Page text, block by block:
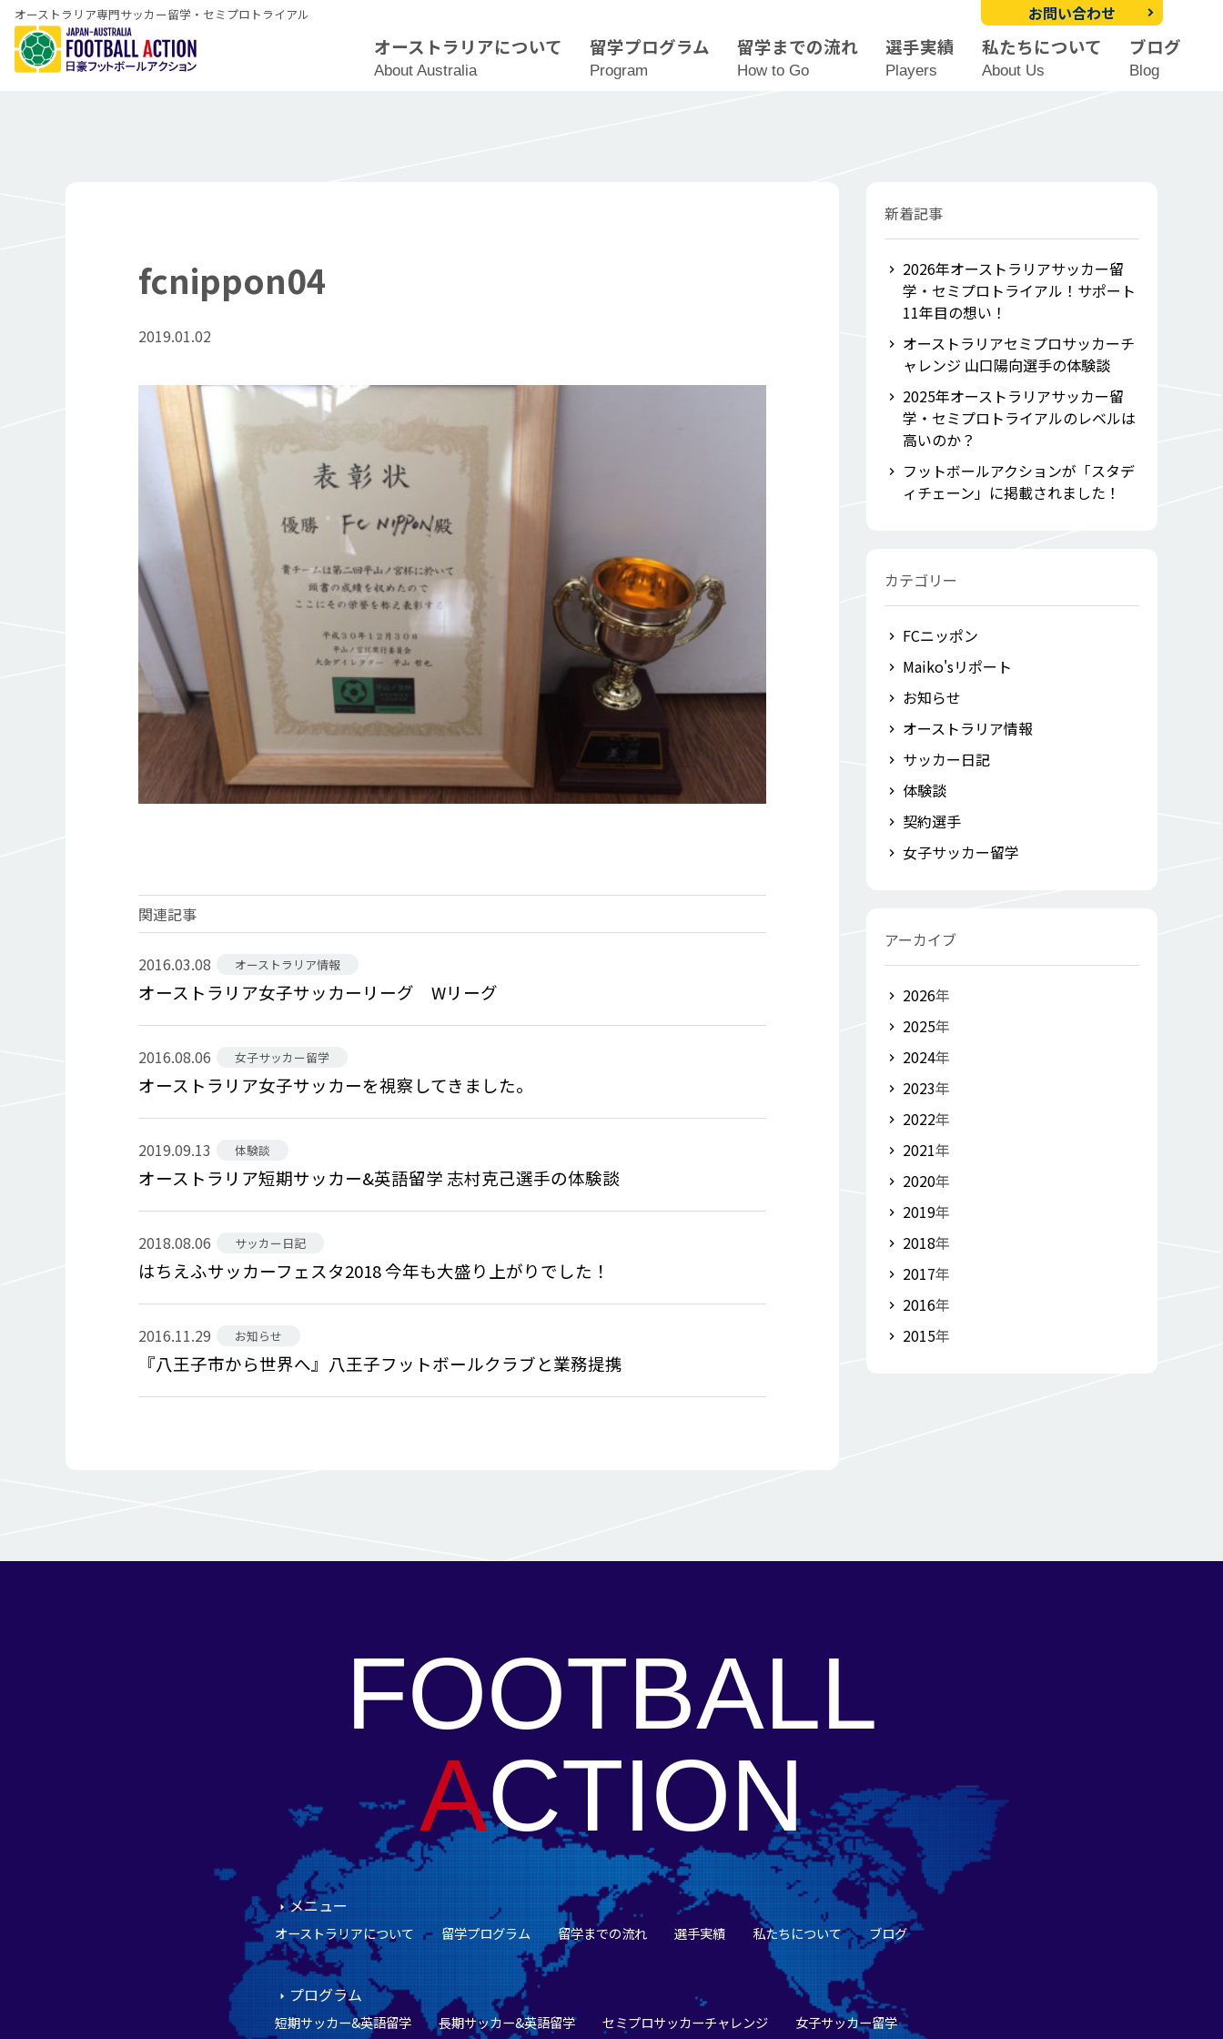
オーストラリア専門サッカー留学・セミプロトライアル
オーストラリアについて
About Australia
留学プログラム
Program
留学までの流れ
How to Go
選手実績
Players
私たちについて
About Us
ブログ
Blog
お問い合わせ
fcnippon04
2019.01.02
関連記事
2016.03.08 オーストラリア情報
オーストラリア女子サッカーリーグ Wリーグ
2016.08.06 女子サッカー留学
オーストラリア女子サッカーを視察してきました。
2019.09.13 体験談
オーストラリア短期サッカー&英語留学 志村克己選手の体験談
2018.08.06 サッカー日記
はちえふサッカーフェスタ2018 今年も大盛り上がりでした！
2016.11.29 お知らせ
『八王子市から世界へ』八王子フットボールクラブと業務提携
新着記事
2026年オーストラリアサッカー留
学・セミプロトライアル！サポート
11年目の想い！
オーストラリアセミプロサッカーチ
ャレンジ 山口陽向選手の体験談
2025年オーストラリアサッカー留
学・セミプロトライアルのレベルは
高いのか？
フットボールアクションが「スタデ
ィチェーン」に掲載されました！
カテゴリー
FCニッポン
Maiko'sリポート
お知らせ
オーストラリア情報
サッカー日記
体験談
契約選手
女子サッカー留学
アーカイブ
2026年
2025年
2024年
2023年
2022年
2021年
2020年
2019年
2018年
2017年
2016年
2015年
FOOTBALL
ACTION
メニュー
オーストラリアについて 留学プログラム 留学までの流れ 選手実績 私たちについて ブログ
プログラム
短期サッカー&英語留学 長期サッカー&英語留学 セミプロサッカーチャレンジ 女子サッカー留学